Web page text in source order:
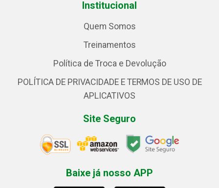
Institucional
Quem Somos
Treinamentos
Política de Troca e Devolução
POLÍTICA DE PRIVACIDADE E TERMOS DE USO DE
APLICATIVOS
Site Seguro
Baixe já nosso APP